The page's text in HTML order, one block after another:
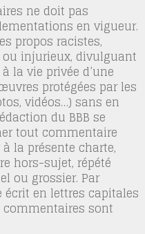
ne doit pas
en vigueur.
propos racistes,
injurieux, divulguant
la vie privée d’une
protégées par les
vidéos…) sans en
du BBB se
tout commentaire
la présente charte,
hors-sujet, répété
ou grossier. Par
en lettres capitales
commentaires sont